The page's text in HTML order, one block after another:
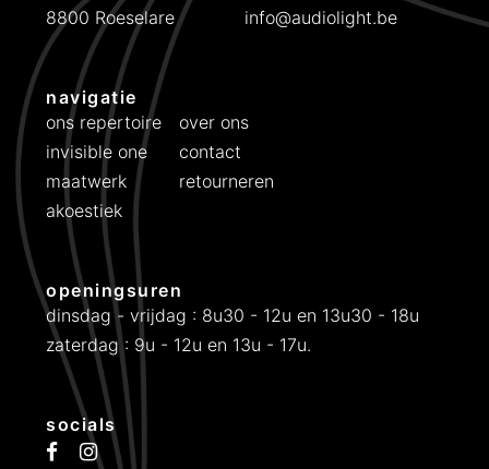
8800 Roeselare
info@audiolight.be
navigatie
ons repertoire
invisible one
maatwerk
akoestiek
over ons
contact
retourneren
openingsuren
dinsdag - vrijdag : 8u30 - 12u en 13u30 - 18u
zaterdag : 9u - 12u en 13u - 17u.
socials